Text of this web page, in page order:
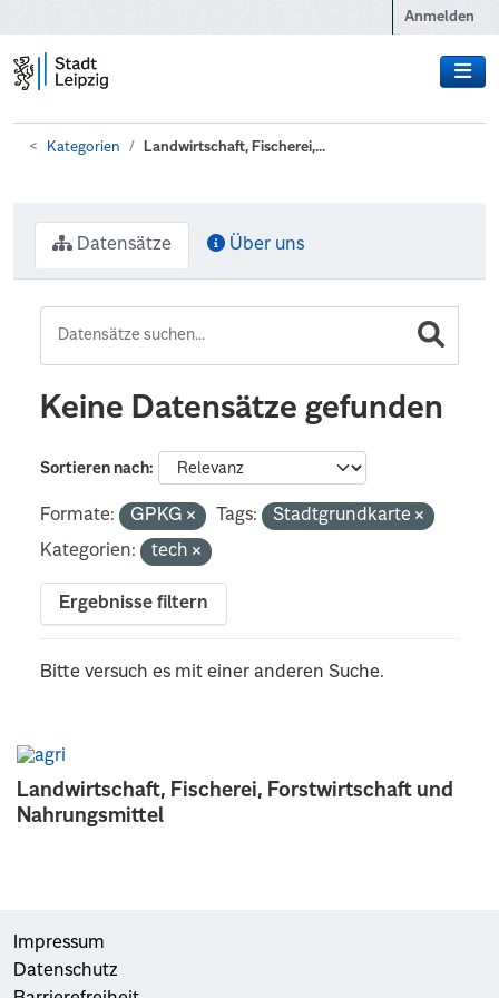
Anmelden
Kategorien Landwirtschaft, Fischerei,...
Landwirtschaft, Fischerei, Forstwirtschaft und
Nahrungsmittel
Datensätze Über uns
Keine Datensätze gefunden
Sortieren nach
Formate: GPKG Tags:
Stadtgrundkarte
Kategorien:
tech
Ergebnisse filtern
Bitte versuch es mit einer anderen Suche.
Impressum
Datenschutz